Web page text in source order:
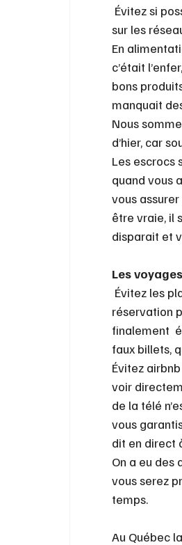
sur les
En
c’était
bons
manquait
Nous
d’hier, car
Les escrocs
quand vous
vous
être vraie, il
disparait et
Les voyages
Évitez les
réservation
finalement
faux billets,
Évitez
voir
de la télé
vous
dit en direct
On a eu des
vous serez
temps.
Au Québec